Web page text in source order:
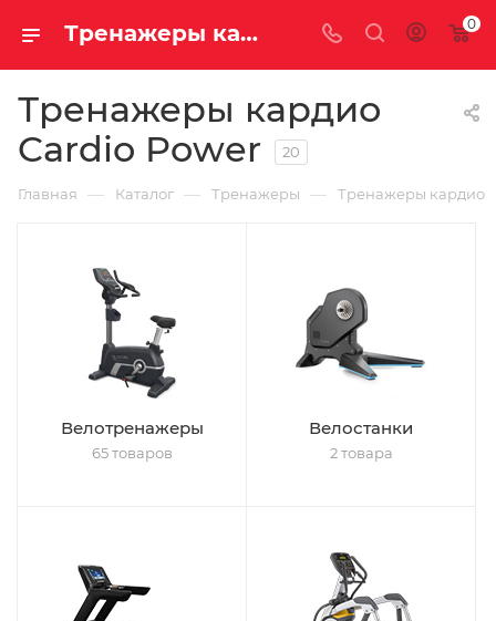
Тренажеры кардио Cardio Power 0
Тренажеры кардио
Cardio Power
20
Главная — Каталог — Тренажеры — Тренажеры кардио
Велотренажеры
65 товаров
Велостанки
2 товара